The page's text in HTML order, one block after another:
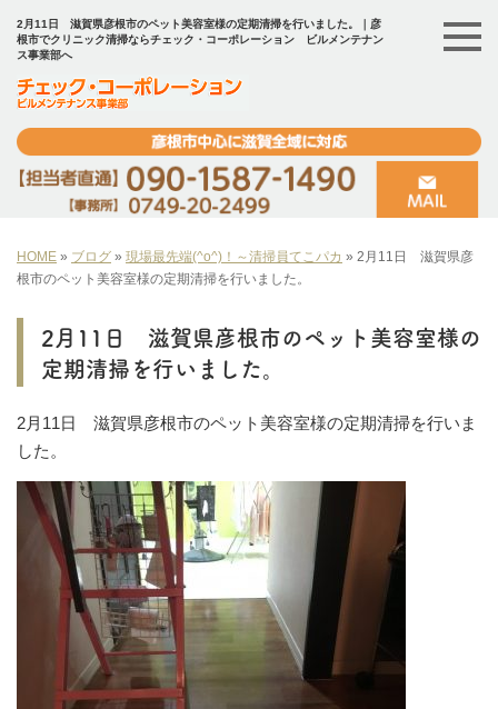
2月11日 滋賀県彦根市のペット美容室様の定期清掃を行いました。｜彦
根市でクリニック清掃ならチェック・コーポレーション ビルメンテナン
ス事業部へ
HOME » ブログ » 現場最先端(^o^)！～清掃員てこパカ » 2月11日 滋賀県彦
根市のペット美容室様の定期清掃を行いました。
2月11日 滋賀県彦根市のペット美容室様の
定期清掃を行いました。
2月11日 滋賀県彦根市のペット美容室様の定期清掃を行いま
した。